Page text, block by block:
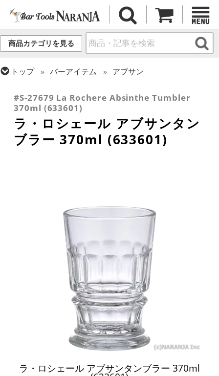
商品カテゴリを見る
トップ バーアイテム
アブサン
ラ・ロシェール
#S-27679 La Rochere Absinthe Tumbler
370ml (633601)
ラ・ロシェール アブサンタン
ブラー 370ml (633601)
ラ・ロシェール アブサンタンブラー 370ml